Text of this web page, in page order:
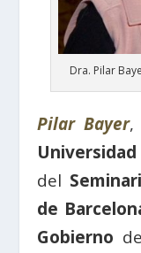
Dra. Pilar
Pilar Bayer,
del
de
Gobierno